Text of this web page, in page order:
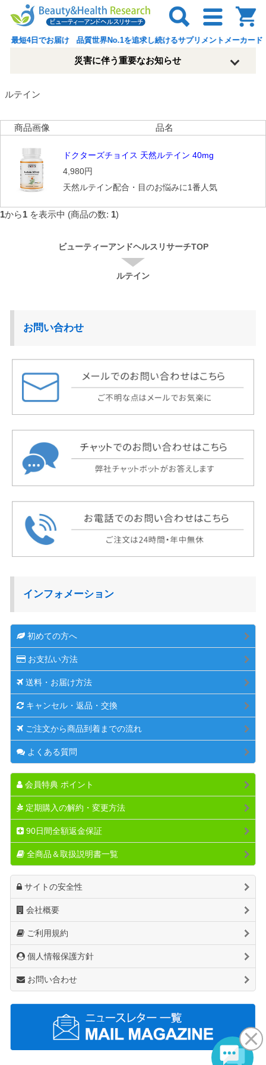
短4日でお届け 品質世界No.1を追求し続けるサプリメントメーカードク
災害に伴う重要なお知らせ
ルテイン
商品画像 品名
ドクターズチョイス 天然ルテイン 40mg
4,980円
天然ルテイン配合・目のお悩みに1番人気
1から1 を表示中 (商品の数: 1)
ビューティーアンドヘルスリサーチTOP
ルテイン
お問い合わせ
インフォメーション
初めての方へ
お支払い方法
送料・お届け方法
キャンセル・返品・交換
ご注文から商品到着までの流れ
よくある質問
会員特典 ポイント
定期購入の解約・変更方法
90日間全額返金保証
全商品＆取扱説明書一覧
サイトの安全性
会社概要
ご利用規約
個人情報保護方針
お問い合わせ